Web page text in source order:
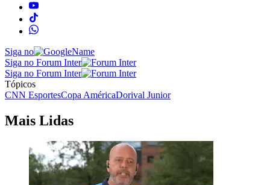
Siga no
Siga no Forum Inter
Siga no Forum Inter
Tópicos
CNN EsportesCopa AméricaDorival Junior
Mais Lidas